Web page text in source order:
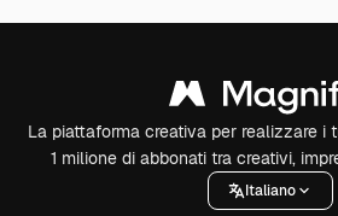
La piattaforma creativa per realizzare i
1 milione di abbonati tra creativi,
Italiano